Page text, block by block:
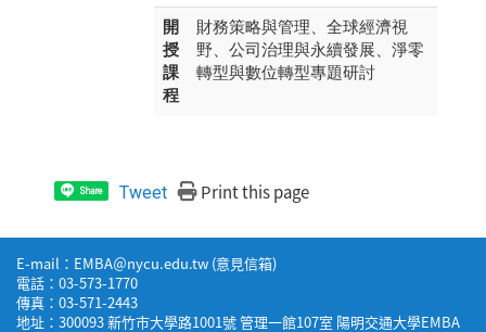
開
授
課
程
財務策略與管理、全球經濟視
野、公司治理與永續發展、淨零
轉型與數位轉型專題研討
Share Tweet Print this page
E-mail：EMBA＠nycu.edu.tw (意見信箱)
電話：03-573-1770
傳真：03-571-2443
地址：300093 新竹市大學路1001號 管理一館107室 陽明交通大學EMBA